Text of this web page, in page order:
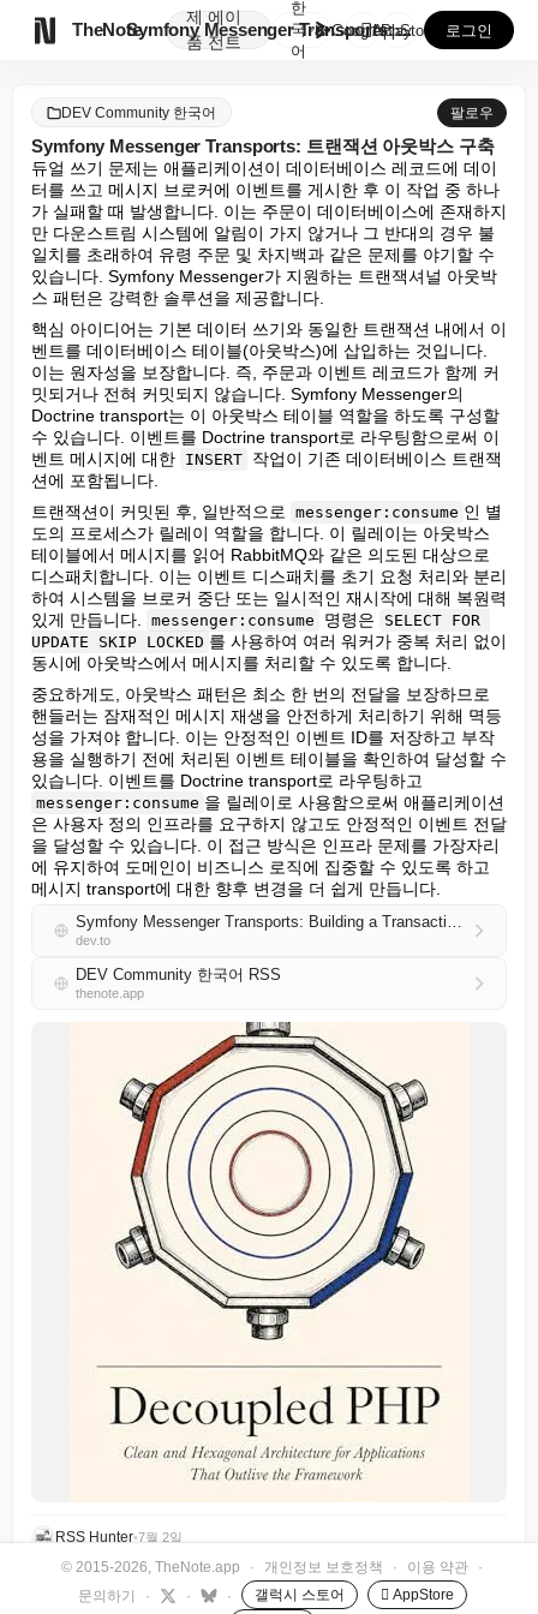
TheNote
제
품
에이
전트
Symfony Messenger Transports: ...
한
국
어
GooglePlay
AppStore 로그인
DEV Community 한국어 팔로우
Symfony Messenger Transports: 트랜잭션 아웃박스 구축
듀얼 쓰기 문제는 애플리케이션이 데이터베이스 레코드에 데이
터를 쓰고 메시지 브로커에 이벤트를 게시한 후 이 작업 중 하나
가 실패할 때 발생합니다. 이는 주문이 데이터베이스에 존재하지
만 다운스트림 시스템에 알림이 가지 않거나 그 반대의 경우 불
일치를 초래하여 유령 주문 및 차지백과 같은 문제를 야기할 수
있습니다. Symfony Messenger가 지원하는 트랜잭셔널 아웃박
스 패턴은 강력한 솔루션을 제공합니다.
핵심 아이디어는 기본 데이터 쓰기와 동일한 트랜잭션 내에서 이
벤트를 데이터베이스 테이블(아웃박스)에 삽입하는 것입니다.
이는 원자성을 보장합니다. 즉, 주문과 이벤트 레코드가 함께 커
밋되거나 전혀 커밋되지 않습니다. Symfony Messenger의
Doctrine transport는 이 아웃박스 테이블 역할을 하도록 구성할
수 있습니다. 이벤트를 Doctrine transport로 라우팅함으로써 이
벤트 메시지에 대한 INSERT 작업이 기존 데이터베이스 트랜잭
션에 포함됩니다.
트랜잭션이 커밋된 후, 일반적으로
messenger:consume 인 별
도의 프로세스가 릴레이 역할을 합니다. 이 릴레이는 아웃박스
테이블에서 메시지를 읽어 RabbitMQ와 같은 의도된 대상으로
디스패치합니다. 이는 이벤트 디스패치를 초기 요청 처리와 분리
하여 시스템을 브로커 중단 또는 일시적인 재시작에 대해 복원력
있게 만듭니다.
messenger:consume 명령은
SELECT FOR
UPDATE SKIP LOCKED 를 사용하여 여러 워커가 중복 처리 없이
동시에 아웃박스에서 메시지를 처리할 수 있도록 합니다.
중요하게도, 아웃박스 패턴은 최소 한 번의 전달을 보장하므로
핸들러는 잠재적인 메시지 재생을 안전하게 처리하기 위해 멱등
성을 가져야 합니다. 이는 안정적인 이벤트 ID를 저장하고 부작
용을 실행하기 전에 처리된 이벤트 테이블을 확인하여 달성할 수
messenger:consume 을 릴레이로 사용함으로써 애플리케이션
은 사용자 정의 인프라를 요구하지 않고도 안정적인 이벤트 전달
을 달성할 수 있습니다. 이 접근 방식은 인프라 문제를 가장자리
에 유지하여 도메인이 비즈니스 로직에 집중할 수 있도록 하고
메시지 transport에 대한 향후 변경을 더 쉽게 만듭니다.
Symfony Messenger Transports: Building a Transactional Outbox on Top
dev.to
DEV Community 한국어 RSS
thenote.app
RSS Hunter•7월 2일
© 2015-2026, TheNote.app · 개인정보 보호정책 · 이용 약관
·
문의하기
· · · 갤럭시 스토어  AppStore